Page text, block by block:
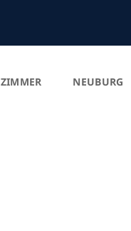
ZIMMER NEUBURG